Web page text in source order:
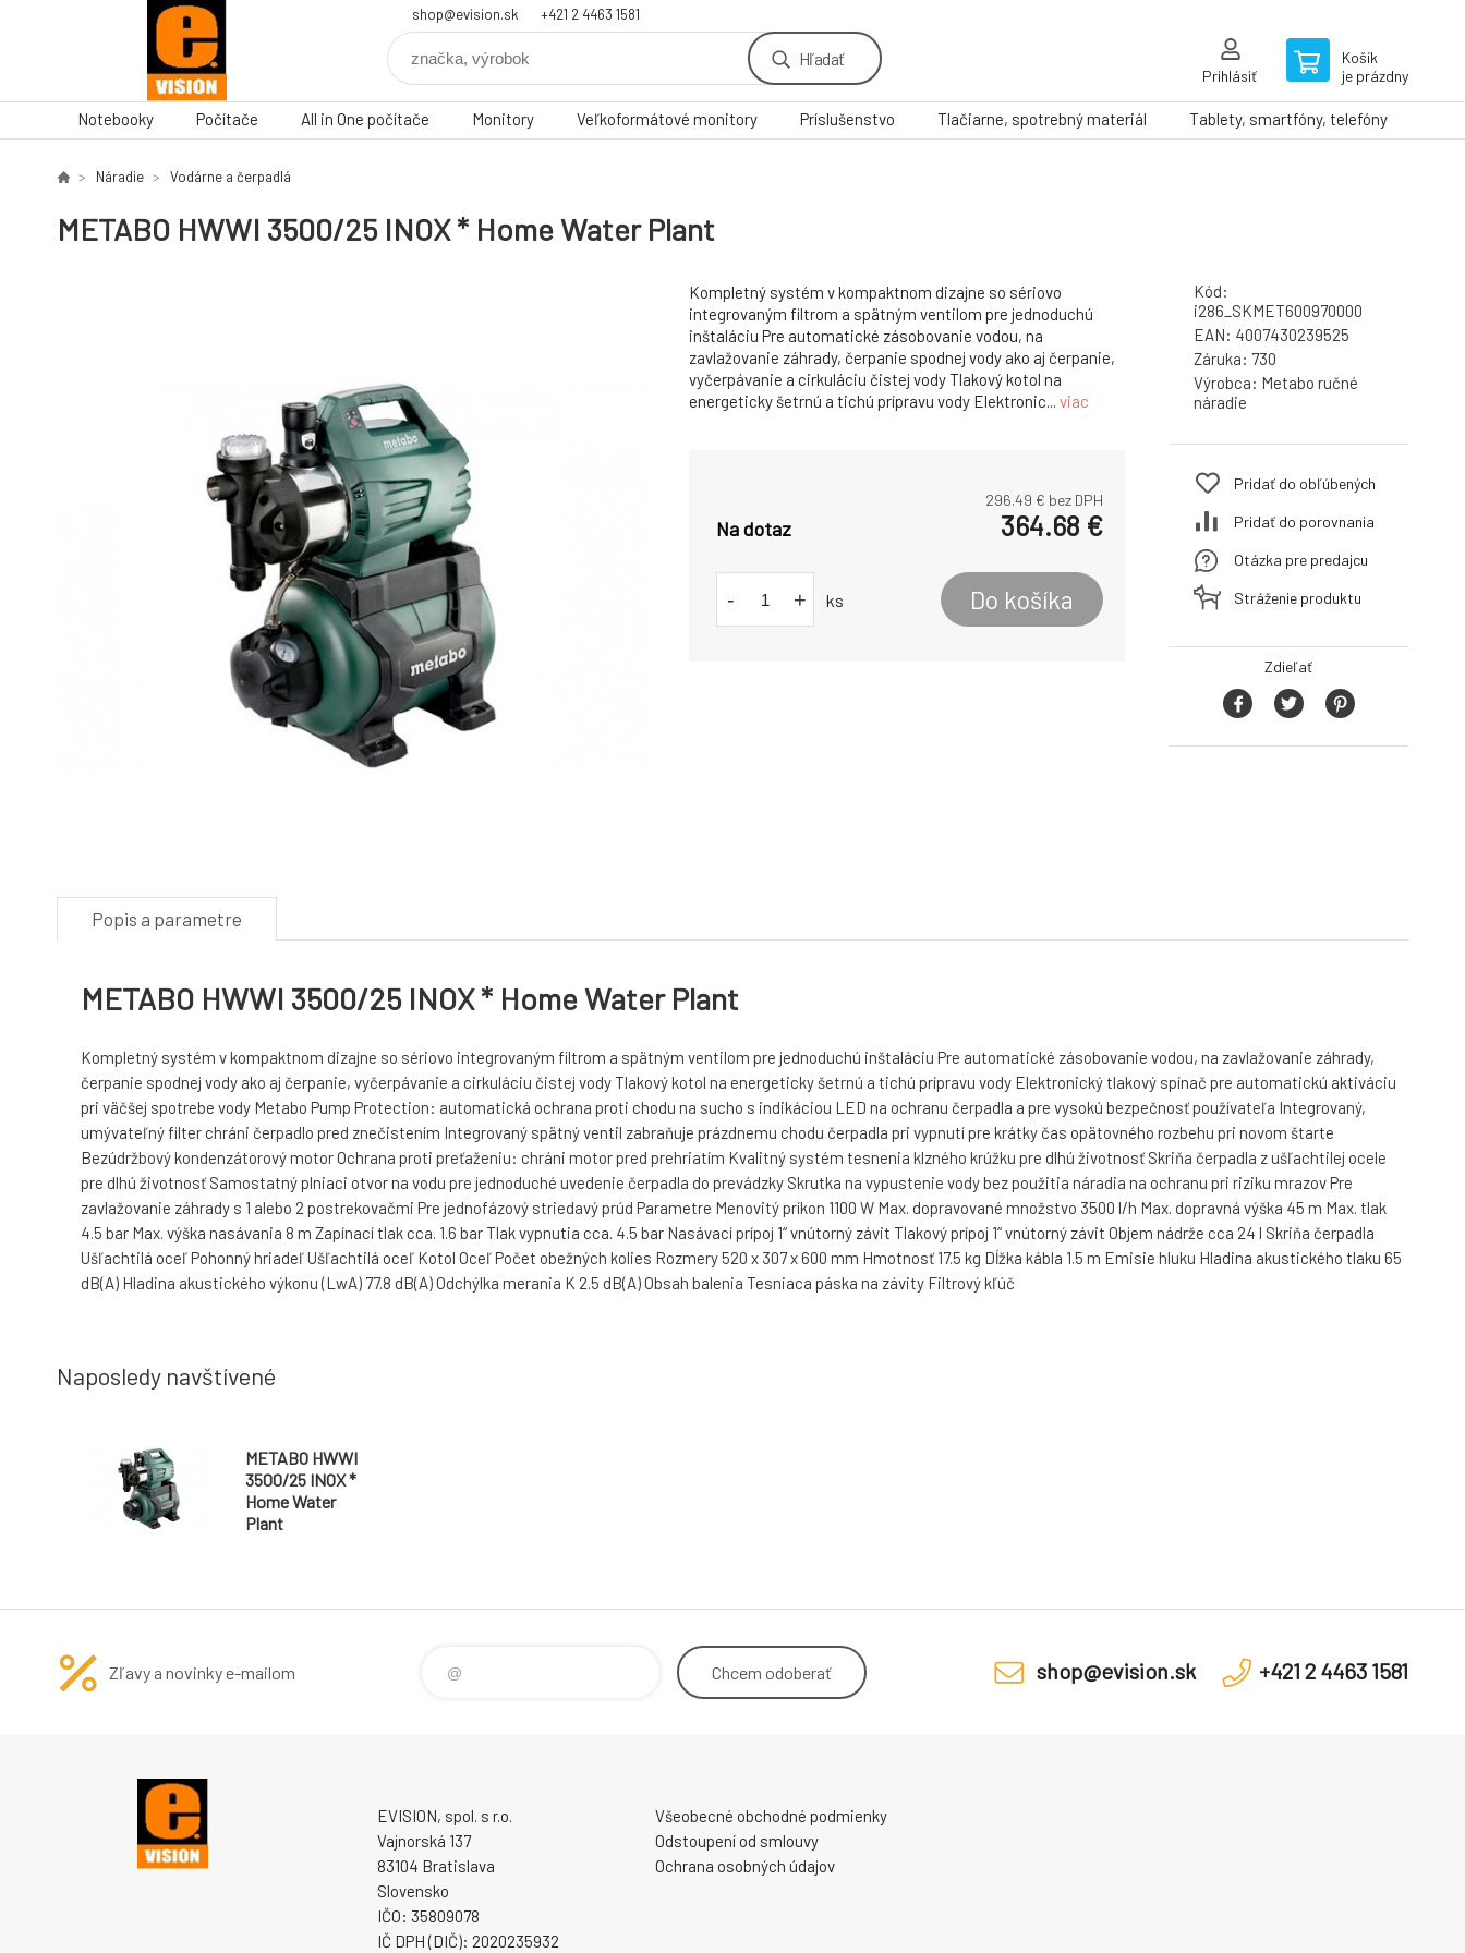
shop@evision.sk +421 2 4463 1581
Hľadať
Prihlásiť
Košík
je prázdny
Notebooky Počítače All in One počítače Monitory Veľkoformátové monitory Príslušenstvo Tlačiarne, spotrebný materiál Tablety, smartfóny, telefóny
Náradie Vodárne a čerpadlá
METABO HWWI 3500/25 INOX * Home Water Plant
Kompletný systém v kompaktnom dizajne so sériovo
integrovaným filtrom a spätným ventilom pre jednoduchú
inštaláciu Pre automatické zásobovanie vodou, na
zavlažovanie záhrady, čerpanie spodnej vody ako aj čerpanie,
vyčerpávanie a cirkuláciu čistej vody Tlakový kotol na
energeticky šetrnú a tichú prípravu vody Elektronic... viac
296.49 € bez DPH
Na dotaz 364.68 €
- + ks Do košíka
Kód:
i286_SKMET600970000
EAN: 4007430239525
Záruka: 730
Výrobca: Metabo ručné
náradie
Pridať do obľúbených
Pridať do porovnania
Otázka pre predajcu
Stráženie produktu
Zdieľať
Popis a parametre
METABO HWWI 3500/25 INOX * Home Water Plant
Kompletný systém v kompaktnom dizajne so sériovo integrovaným filtrom a spätným ventilom pre jednoduchú inštaláciu Pre automatické zásobovanie vodou, na zavlažovanie záhrady,
čerpanie spodnej vody ako aj čerpanie, vyčerpávanie a cirkuláciu čistej vody Tlakový kotol na energeticky šetrnú a tichú prípravu vody Elektronický tlakový spínač pre automatickú aktiváciu
pri väčšej spotrebe vody Metabo Pump Protection: automatická ochrana proti chodu na sucho s indikáciou LED na ochranu čerpadla a pre vysokú bezpečnosť používateľa Integrovaný,
umývateľný filter chráni čerpadlo pred znečistením Integrovaný spätný ventil zabraňuje prázdnemu chodu čerpadla pri vypnutí pre krátky čas opätovného rozbehu pri novom štarte
Bezúdržbový kondenzátorový motor Ochrana proti preťaženiu: chráni motor pred prehriatím Kvalitný systém tesnenia klzného krúžku pre dlhú životnosť Skriňa čerpadla z ušľachtilej ocele
pre dlhú životnosť Samostatný plniaci otvor na vodu pre jednoduché uvedenie čerpadla do prevádzky Skrutka na vypustenie vody bez použitia náradia na ochranu pri riziku mrazov Pre
zavlažovanie záhrady s 1 alebo 2 postrekovačmi Pre jednofázový striedavý prúd Parametre Menovitý príkon 1100 W Max. dopravované množstvo 3500 l/h Max. dopravná výška 45 m Max. tlak
4.5 bar Max. výška nasávania 8 m Zapínací tlak cca. 1.6 bar Tlak vypnutia cca. 4.5 bar Nasávací prípoj 1“ vnútorný závit Tlakový prípoj 1“ vnútorný závit Objem nádrže cca 24 l Skriňa čerpadla
Ušľachtilá oceľ Pohonný hriadeľ Ušľachtilá oceľ Kotol Oceľ Počet obežných kolies Rozmery 520 x 307 x 600 mm Hmotnosť 17.5 kg Dĺžka kábla 1.5 m Emisie hluku Hladina akustického tlaku 65
dB(A) Hladina akustického výkonu (LwA) 77.8 dB(A) Odchýlka merania K 2.5 dB(A) Obsah balenia Tesniaca páska na závity Filtrový kľúč
Naposledy navštívené
METABO HWWI
3500/25 INOX *
Home Water
Plant
Zľavy a novinky e-mailom Chcem odoberať shop@evision.sk +421 2 4463 1581
EVISION, spol. s r.o.
Vajnorská 137
83104 Bratislava
Slovensko
IČO: 35809078
IČ DPH (DIČ): 2020235932
Všeobecné obchodné podmienky
Odstoupení od smlouvy
Ochrana osobných údajov